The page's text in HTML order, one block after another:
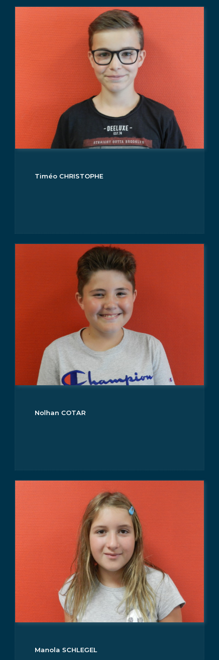
Timéo CHRISTOPHE
Nolhan COTAR
Manola SCHLEGEL